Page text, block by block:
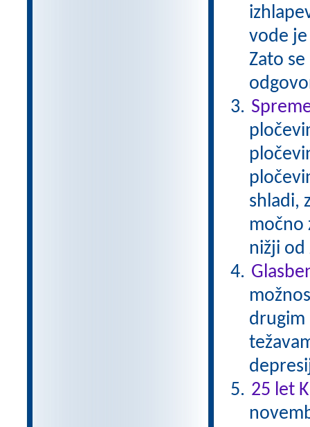
vode
Zato
shladi,
močno
nižji od
drugim
25 let